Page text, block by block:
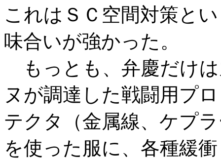
これはＳＣ空間対策と
味合いが強かった。
もっとも、弁慶だけ
ヌが調達した戦闘用プロ
テクタ（金属線、ケプ
を使った服に、各種緩衝